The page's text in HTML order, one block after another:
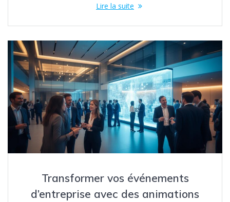
Lire la suite
Transformer vos événements
d’entreprise avec des animations